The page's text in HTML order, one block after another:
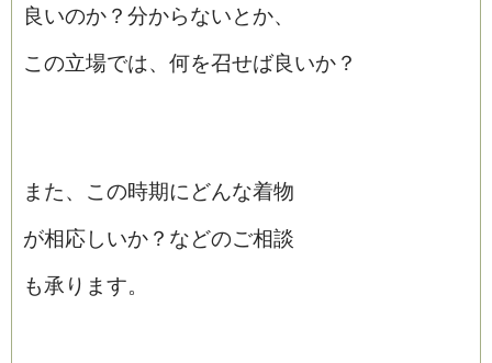
良いのか？分からないとか、
この立場では、何を召せば良いか？
また、この時期にどんな着物
が相応しいか？などのご相談
も承ります。